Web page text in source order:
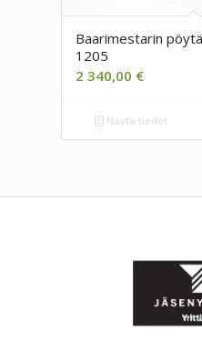
Baarimestarin
1205
2 340,00 €
Näytä tiedot